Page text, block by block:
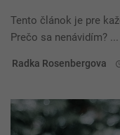
Tento článok je pre
Prečo sa nenávidím? ...
Radka Rosenbergova